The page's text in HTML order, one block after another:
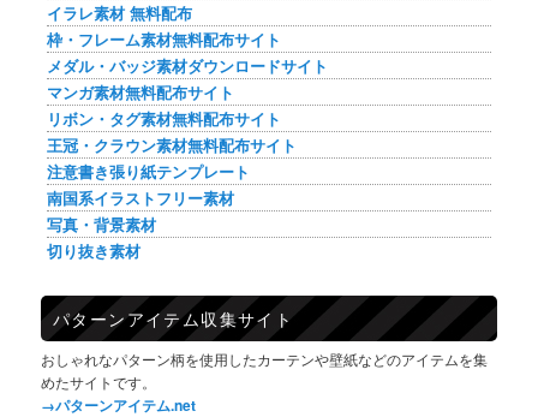
イラレ素材 無料配布
枠・フレーム素材無料配布サイト
メダル・バッジ素材ダウンロードサイト
マンガ素材無料配布サイト
リボン・タグ素材無料配布サイト
王冠・クラウン素材無料配布サイト
注意書き張り紙テンプレート
南国系イラストフリー素材
写真・背景素材
切り抜き素材
パターンアイテム収集サイト
おしゃれなパターン柄を使用したカーテンや壁紙などのアイテムを集
めたサイトです。
→パターンアイテム.net